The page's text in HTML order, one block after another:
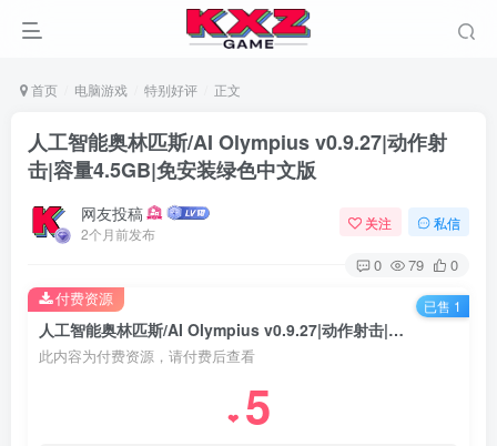
首页 电脑游戏 特别好评 正文
人工智能奥林匹斯/AI Olympius v0.9.27|动作射
击|容量4.5GB|免安装绿色中文版
网友投稿
2个月前发布
关注 私信
0 79 0
人工智能奥林匹斯/AI Olympius v0.9.27|动作射击|容量4.5GB|免安装绿色中文版
此内容为付费资源，请付费后查看
❤ 5
付费资源 已售 1